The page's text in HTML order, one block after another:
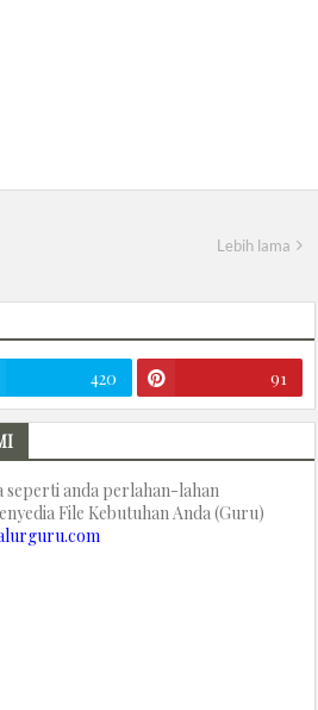
Lebih lama
420 91
seperti anda perlahan-lahan
File Kebutuhan Anda (Guru)